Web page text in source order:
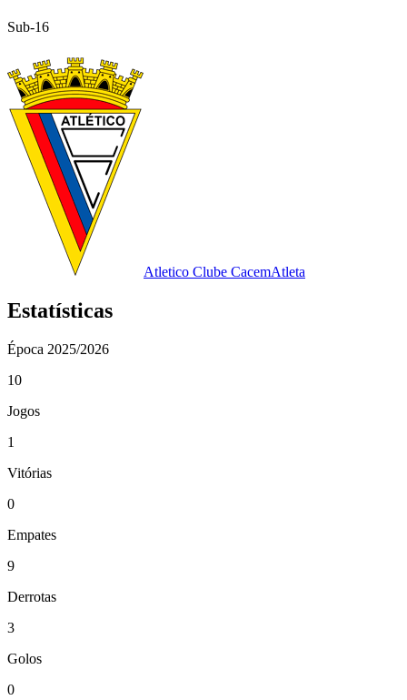
Sub-16
Atletico Clube CacemAtleta
Estatísticas
Época 2025/2026
10
Jogos
1
Vitórias
0
Empates
9
Derrotas
3
Golos
0